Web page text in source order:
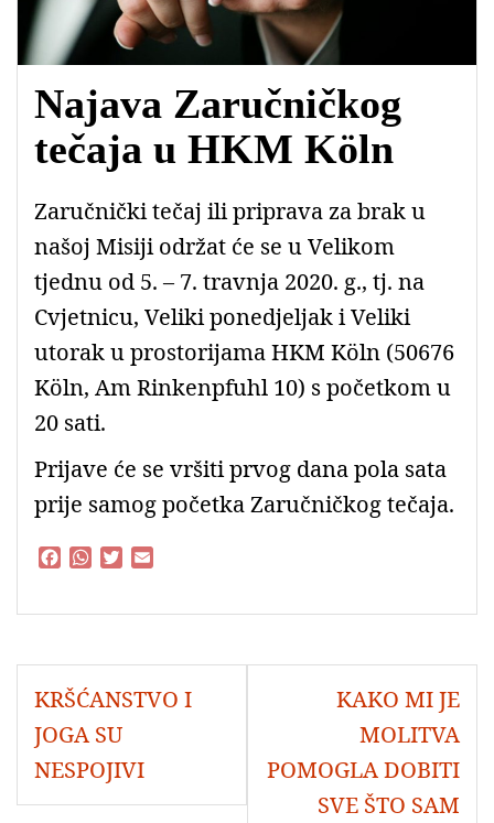
Najava Zaručničkog
tečaja u HKM Köln
Zaručnički tečaj ili priprava za brak u
našoj Misiji održat će se u Velikom
tjednu od 5. – 7. travnja 2020. g., tj. na
Cvjetnicu, Veliki ponedjeljak i Veliki
utorak u prostorijama HKM Köln (50676
Köln, Am Rinkenpfuhl 10) s početkom u
20 sati.
Prijave će se vršiti prvog dana pola sata
prije samog početka Zaručničkog tečaja.
F
e
o
o
k
W
t
A
p
p
T
t
e
r
i
objava
KRŠĆANSTVO I
JOGA SU
NESPOJIVI
KAKO MI JE
MOLITVA
POMOGLA DOBITI
SVE ŠTO SAM